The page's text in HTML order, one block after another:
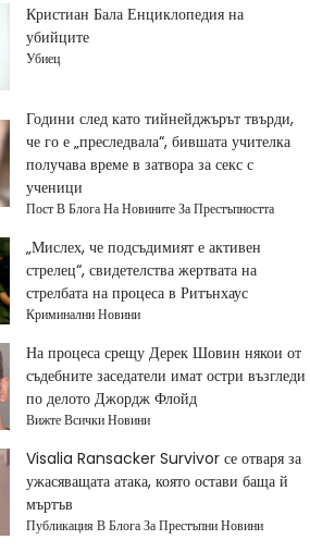
Кристиан Бала Енциклопедия на
убийците
Убиец
Години след като тийнейджърът твърди,
че го е „преследвала“, бившата учителка
получава време в затвора за секс с
ученици
Пост В Блога На Новините За Престъпността
„Мислех, че подсъдимият е активен
стрелец“, свидетелства жертвата на
стрелбата на процеса в Ритънхаус
Криминални Новини
На процеса срещу Дерек Шовин някои от
съдебните заседатели имат остри възгледи
по делото Джордж Флойд
Вижте Всички Новини
Visalia Ransacker Survivor се отваря за
ужасяващата атака, която остави баща й
мъртъв
Публикация В Блога За Престъпни Новини